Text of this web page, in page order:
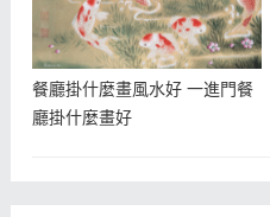
餐廳掛什麼畫風水好 一進門餐
廳掛什麼畫好